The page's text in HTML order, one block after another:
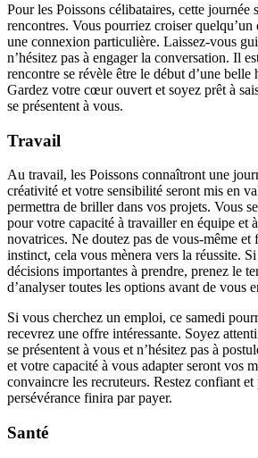
Pour les Poissons célibataires, cette journée
rencontres. Vous pourriez croiser quelqu’un
une connexion particulière. Laissez-vous
n’hésitez pas à engager la conversation. Il
rencontre se révèle être le début d’une belle
Gardez votre cœur ouvert et soyez prêt à
se présentent à vous.
Travail
Au travail, les Poissons connaîtront une
créativité et votre sensibilité seront mis en
permettra de briller dans vos projets. Vous
pour votre capacité à travailler en équipe et
novatrices. Ne doutez pas de vous-même et
instinct, cela vous mènera vers la réussite.
décisions importantes à prendre, prenez le
d’analyser toutes les options avant de vous
Si vous cherchez un emploi, ce samedi
recevrez une offre intéressante. Soyez
se présentent à vous et n’hésitez pas à
et votre capacité à vous adapter seront vos
convaincre les recruteurs. Restez confiant et
persévérance finira par payer.
Santé